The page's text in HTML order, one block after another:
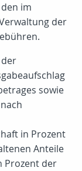
im
der
sowie
in Prozent
Anteile
Prozent der